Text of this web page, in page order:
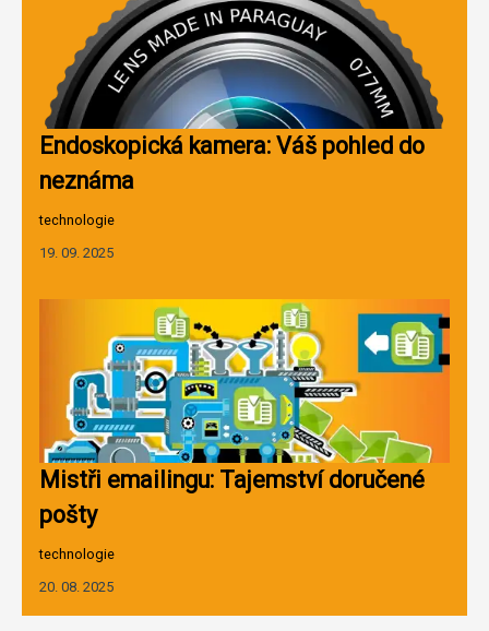
Endoskopická kamera: Váš pohled do
neznáma
technologie
19. 09. 2025
Mistři emailingu: Tajemství doručené
pošty
technologie
20. 08. 2025